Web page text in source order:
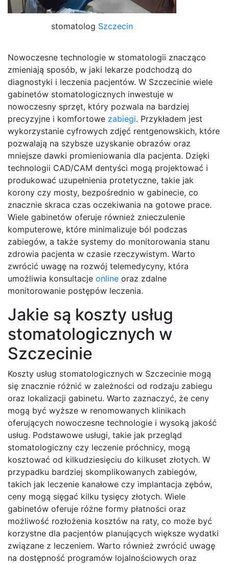
stomatolog Szczecin
Nowoczesne technologie w stomatologii znacząco
zmieniają sposób, w jaki lekarze podchodzą do
diagnostyki i leczenia pacjentów. W Szczecinie wiele
gabinetów stomatologicznych inwestuje w
nowoczesny sprzęt, który pozwala na bardziej
precyzyjne i komfortowe zabiegi. Przykładem jest
wykorzystanie cyfrowych zdjęć rentgenowskich, które
pozwalają na szybsze uzyskanie obrazów oraz
mniejsze dawki promieniowania dla pacjenta. Dzięki
technologii CAD/CAM dentyści mogą projektować i
produkować uzupełnienia protetyczne, takie jak
korony czy mosty, bezpośrednio w gabinecie, co
znacznie skraca czas oczekiwania na gotowe prace.
Wiele gabinetów oferuje również znieczulenie
komputerowe, które minimalizuje ból podczas
zabiegów, a także systemy do monitorowania stanu
zdrowia pacjenta w czasie rzeczywistym. Warto
zwrócić uwagę na rozwój telemedycyny, która
umożliwia konsultacje online oraz zdalne
monitorowanie postępów leczenia.
Jakie są koszty usług
stomatologicznych w
Szczecinie
Koszty usług stomatologicznych w Szczecinie mogą
się znacznie różnić w zależności od rodzaju zabiegu
oraz lokalizacji gabinetu. Warto zaznaczyć, że ceny
mogą być wyższe w renomowanych klinikach
oferujących nowoczesne technologie i wysoką jakość
usług. Podstawowe usługi, takie jak przegląd
stomatologiczny czy leczenie próchnicy, mogą
kosztować od kilkudziesięciu do kilkuset złotych. W
przypadku bardziej skomplikowanych zabiegów,
takich jak leczenie kanałowe czy implantacja zębów,
ceny mogą sięgać kilku tysięcy złotych. Wiele
gabinetów oferuje różne formy płatności oraz
możliwość rozłożenia kosztów na raty, co może być
korzystne dla pacjentów planujących większe wydatki
związane z leczeniem. Warto również zwrócić uwagę
na dostępność programów lojalnościowych oraz